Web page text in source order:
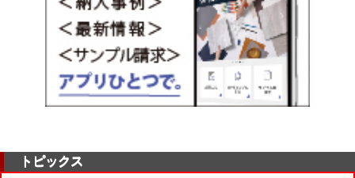
トピックス